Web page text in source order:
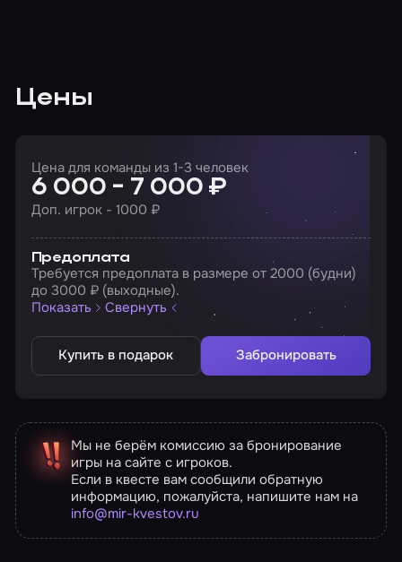
Цены
Цена для команды из 1-3 человек
6 000 - 7 000 ₽
Доп. игрок - 1000 ₽
Предоплата
Требуется предоплата в размере от 2000 (будни)
до 3000 ₽ (выходные).
Показать
Свернуть
Купить в подарок Забронировать
Мы не берём комиссию за бронирование
игры на сайте с игроков.
Если в квесте вам сообщили обратную
информацию, пожалуйста, напишите нам на
info@mir-kvestov.ru